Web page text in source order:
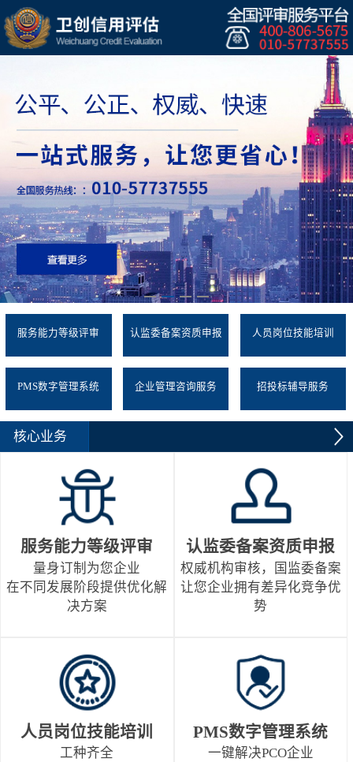
服务能力等级评审 认监委备案资质申报 人员岗位技能培训
PMS数字管理系统 企业管理咨询服务 招投标辅导服务
核心业务
服务能力等级评审
量身订制为您企业
在不同发展阶段提供优化解
决方案
认监委备案资质申报
权威机构审核，国监委备案
让您企业拥有差异化竞争优
势
人员岗位技能培训
工种齐全
PMS数字管理系统
一键解决PCO企业